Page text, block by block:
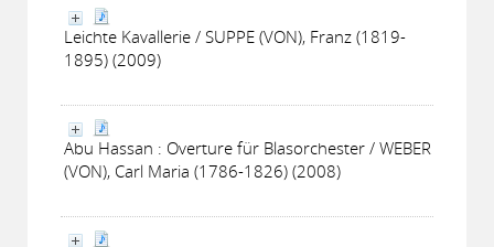
Leichte Kavallerie / SUPPE (VON), Franz (1819-
1895) (2009)
Abu Hassan : Overture für Blasorchester / WEBER
(VON), Carl Maria (1786-1826) (2008)